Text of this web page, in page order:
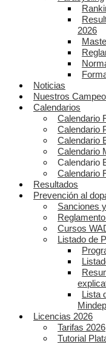
2026
Noticias
Nuestros
Calendarios
Calendario
Calendario
Calendario
Calendario
Calendario
Calendario
Resultados
Prevención al
Sanciones
Cursos
Listado de
Lista
Licencias 2026
Tarifas 2026
Tutorial